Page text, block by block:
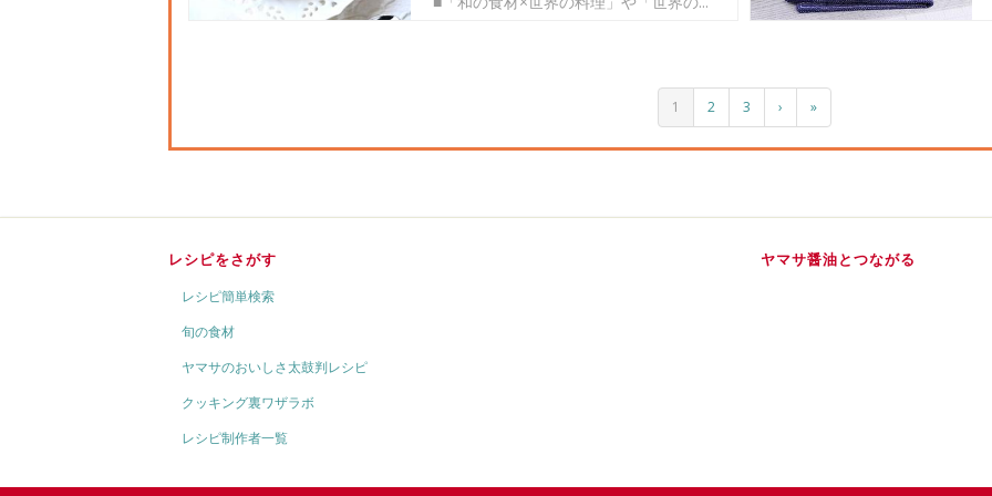
1 2 3 › »
レシピをさがす
レシピ簡単検索
旬の食材
ヤマサのおいしさ太鼓判レシピ
クッキング裏ワザラボ
レシピ制作者一覧
ヤマサ醤油とつながる